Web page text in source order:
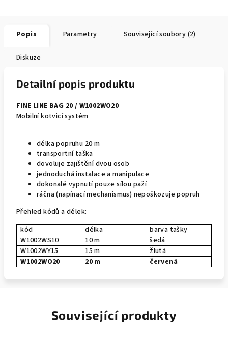
Popis Parametry Související soubory (2)
Diskuze
Detailní popis produktu
FINE LINE BAG 20 / W1002WO20
Mobilní kotvicí systém
délka popruhu 20 m
transportní taška
dovoluje zajištění dvou osob
jednoduchá instalace a manipulace
dokonalé vypnutí pouze sílou paží
ráčna (napínací mechanismus) nepoškozuje popruh
Přehled kódů a délek:
kód
délka
barva tašky
W1002WS10
10 m
šedá
W1002WY15
15 m
žlutá
W1002WO20
20 m červená
Související produkty